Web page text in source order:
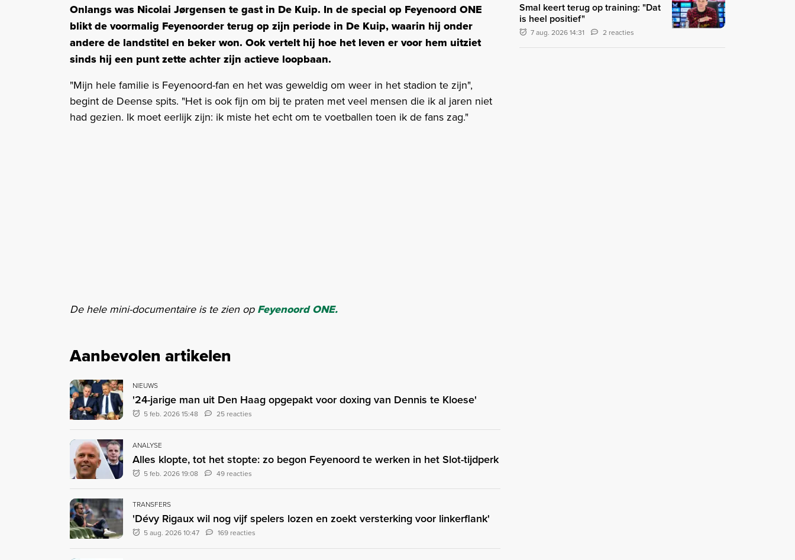
Onlangs was Nicolai Jørgensen te gast in De Kuip. In de special op Feyenoord ONE
blikt de voormalig Feyenoorder terug op zijn periode in De Kuip,waarin hij onder
andere de landstitel en beker won. Ook vertelt hij hoe het leven er voor hem uitziet
sinds hij een punt zette achter zijn actieve loopbaan.
"Mijn hele familie is Feyenoord-fan en het was geweldig om weer in het stadion te zijn",
begint de Deense spits. "Het is ook fijn om bij te praten met veel mensen die ik al jaren niet
had gezien. Ik moet eerlijk zijn: ik miste het echt om te voetballen toen ik de fans zag."
De hele mini-documentaire is te zien op Feyenoord ONE.
Aanbevolen artikelen
NIEUWS
'24-jarige man uit Den Haag opgepakt voor doxing van Dennis te Kloese'
5 feb. 2026 15:48 25 reacties
ANALYSE
Alles klopte, tot het stopte: zo begon Feyenoord te werken in het Slot-tijdperk
5 feb. 2026 19:08 49 reacties
TRANSFERS
'Dévy Rigaux wil nog vijf spelers lozen en zoekt versterking voor linkerflank'
5 aug. 2026 10:47 169 reacties
Smal keert terug op training: "Dat
is heel positief"
7 aug. 2026 14:31 2 reacties